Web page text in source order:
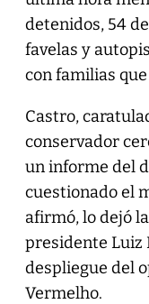
detenidos, 54
favelas y
con familias
Castro,
conservador
un informe del
cuestionado el
afirmó, lo dejó
presidente Luiz
despliegue del
Vermelho.